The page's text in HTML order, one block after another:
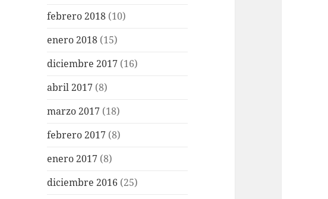
febrero 2018 (10)
enero 2018 (15)
diciembre 2017 (16)
abril 2017 (8)
marzo 2017 (18)
febrero 2017 (8)
enero 2017 (8)
diciembre 2016 (25)